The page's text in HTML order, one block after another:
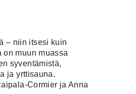
– niin itsesi kuin
muun muassa
syventämistä,
ja yrttisauna.
Cormier ja Anna